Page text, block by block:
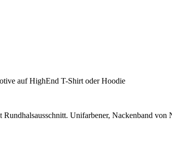
auf HighEnd T-Shirt oder Hoodie
Unifarbener, Nackenband